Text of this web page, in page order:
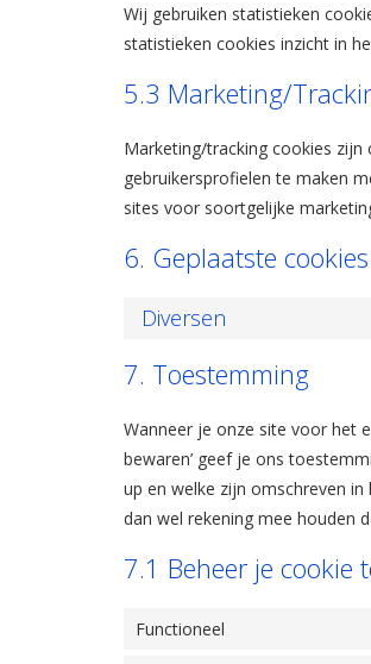
Wij gebruiken statistieken
statistieken cookies inzicht in
5.3 Marketing/
Marketing/tracking cookies
gebruikersprofielen te maken
sites voor soortgelijke
6. Geplaatste cookies
Diversen
7. Toestemming
Wanneer je onze site voor het
bewaren’ geef je ons
up en welke zijn omschreven
dan wel rekening mee houden
7.1 Beheer je cookie
Functioneel